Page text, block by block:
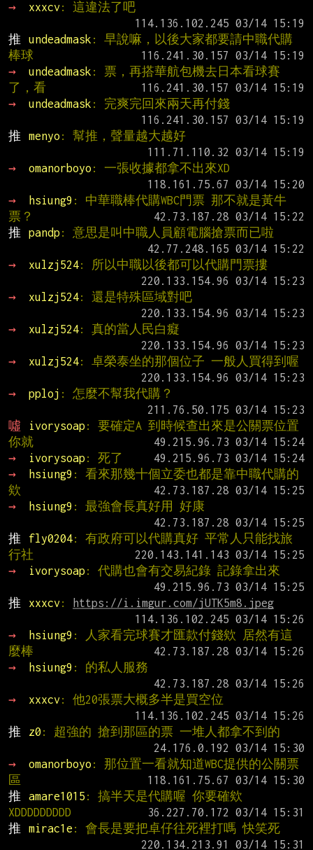
→
xxxcv : 這違法了吧
推
undeadmask : 早說嘛，以後大家都要請中職代購
棒球
→
undeadmask : 票，再搭華航包機去日本看球賽
了，看
→
undeadmask : 完爽完回來兩天再付錢
推
menyo : 幫推，聲量越大越好
→
omanorboyo : 一張收據都拿不出來XD
→
hsiung9 : 中華職棒代購WBC門票 那不就是黃牛
票？
推
pandp : 意思是叫中職人員顧電腦搶票而已啦
→
xulzj524: 所以中職以後都可以代購門票摟
→
xulzj524: 還是特殊區域對吧
→
xulzj524: 真的當人民白癡
→
xulzj524: 卓榮泰坐的那個位子 一般人買得到喔
→
pploj : 怎麼不幫我代購？
噓
ivorysoap : 要確定A 到時候查出來是公關票位置
你就
→
ivorysoap : 死了
→
hsiung9 : 看來那幾十個立委也都是靠中職代購的
欸
→
hsiung9 : 最強會長真好用 好康
推
fly0204: 有政府可以代購真好 平常人只能找旅
行社
→
ivorysoap : 代購也會有交易紀錄 記錄拿出來
推
xxxcv :
https://i.imgur.com/jUTK5m8.jpeg
→
hsiung9 : 人家看完球賽才匯款付錢欸 居然有這
麼棒
→
hsiung9 : 的私人服務
→
xxxcv : 他20張票大概多半是買空位
推
z0 : 超強的 搶到那區的票 一堆人都拿不到的
→
omanorboyo : 那位置一看就知道WBC提供的公關票
區
推
amare1015 : 搞半天是代購喔 你要確欸
XDDDDDDDDD
推
mirac1e : 會長是要把卓仔往死裡打嗎 快笑死